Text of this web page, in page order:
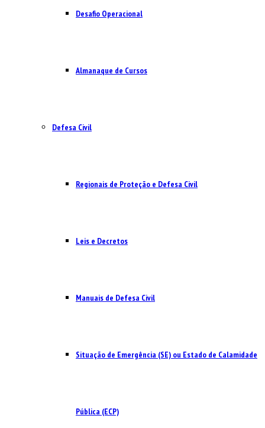
Desafio Operacional
Almanaque de Cursos
Defesa Civil
Regionais de Proteção e Defesa Civil
Leis e Decretos
Manuais de Defesa Civil
Situação de Emergência (SE) ou Estado de Calamidade
Pública (ECP)